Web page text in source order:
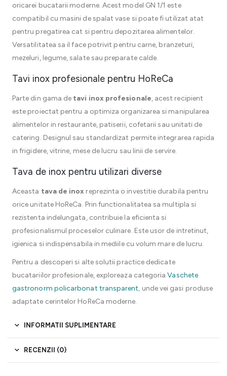
oricarei bucatarii moderne. Acest model GN 1/1 este
compatibil cu masini de spalat vase si poate fi utilizat atat
pentru pregatirea cat si pentru depozitarea alimentelor.
Versatilitatea sa il face potrivit pentru carne, branzeturi,
mezeluri, legume, salate sau preparate calde.
Tavi inox profesionale pentru HoReCa
Parte din gama de tavi inox profesionale, acest recipient
este proiectat pentru a optimiza organizarea si manipularea
alimentelor in restaurante, patiserii, cofetarii sau unitati de
catering. Designul sau standardizat permite integrarea rapida
in frigidere, vitrine, mese de lucru sau linii de servire.
Tava de inox pentru utilizari diverse
Aceasta tava de inox reprezinta o investitie durabila pentru
orice unitate HoReCa. Prin functionalitatea sa multipla si
rezistenta indelungata, contribuie la eficienta si
profesionalismul proceselor culinare. Este usor de intretinut,
igienica si indispensabila in mediile cu volum mare de lucru.
Pentru a descoperi si alte solutii practice dedicate
bucatariilor profesionale, exploreaza categoriaVaschete
gastronorm policarbonat transparent, unde vei gasi produse
adaptate cerintelor HoReCa moderne.
INFORMATII SUPLIMENTARE
RECENZII (0)